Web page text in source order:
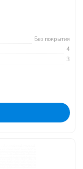
Без покрытия
4
3